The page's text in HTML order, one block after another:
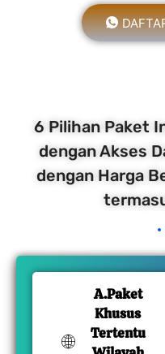
6 Pilihan Paket
dengan Akses
dengan Harga
A.Paket
Khusus
Tertentu